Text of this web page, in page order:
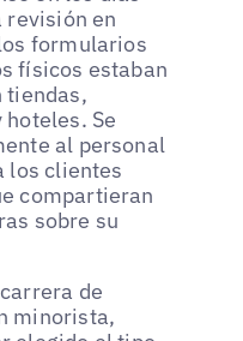
revisión en
formularios
físicos estaban
tiendas,
Se
al personal
los clientes
compartieran
sobre su
de
minorista,